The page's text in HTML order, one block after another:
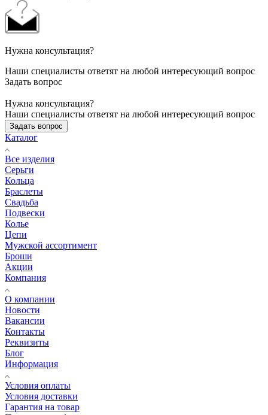
Нужна консультация?
Наши специалисты ответят на любой интересующий вопрос
Задать вопрос
Нужна консультация?
Наши специалисты ответят на любой интересующий вопрос
Задать вопрос
Каталог
Все изделия
Серьги
Кольца
Браслеты
Свадьба
Подвески
Колье
Цепи
Мужской ассортимент
Броши
Акции
Компания
О компании
Новости
Вакансии
Контакты
Реквизиты
Блог
Информация
Условия оплаты
Условия доставки
Гарантия на товар